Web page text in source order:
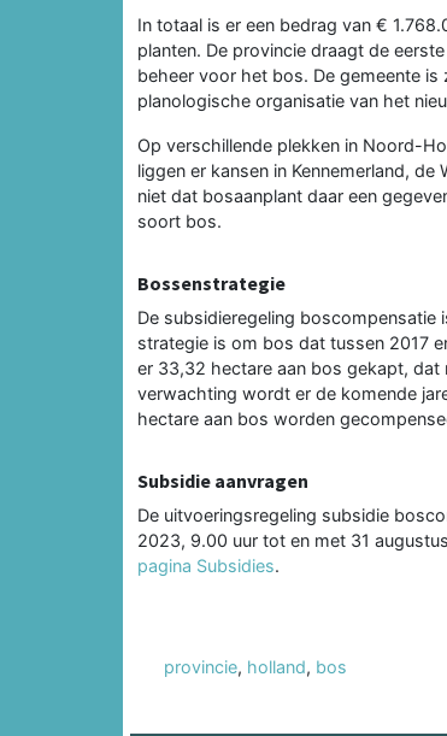
In totaal is er een bedrag van €
planten. De provincie draagt de
beheer voor het bos. De gemeente
planologische organisatie van het
Op verschillende plekken in Noord-
liggen er kansen in Kennemerland,
niet dat bosaanplant daar een
soort bos.
Bossenstrategie
De subsidieregeling boscompensatie
strategie is om bos dat tussen 2017
er 33,32 hectare aan bos gekapt,
verwachting wordt er de komende
hectare aan bos worden
Subsidie aanvragen
De uitvoeringsregeling subsidie
2023, 9.00 uur tot en met 31
pagina Subsidies.
provincie, holland, bos